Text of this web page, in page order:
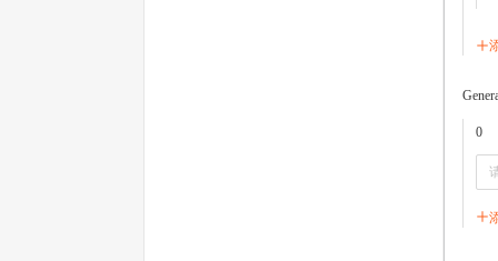
0